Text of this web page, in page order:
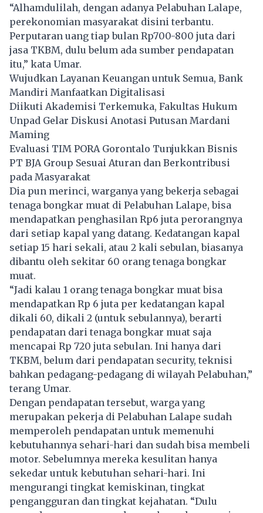
“Alhamdulilah, dengan adanya Pelabuhan Lalape,
perekonomian masyarakat disini terbantu.
Perputaran uang tiap bulan Rp700-800 juta dari
jasa TKBM, dulu belum ada sumber pendapatan
itu,” kata Umar.
Wujudkan Layanan Keuangan untuk Semua, Bank
Mandiri Manfaatkan Digitalisasi
Diikuti Akademisi Terkemuka, Fakultas Hukum
Unpad Gelar Diskusi Anotasi Putusan Mardani
Maming
Evaluasi TIM PORA Gorontalo Tunjukkan Bisnis
PT BJA Group Sesuai Aturan dan Berkontribusi
pada Masyarakat
Dia pun merinci, warganya yang bekerja sebagai
tenaga bongkar muat di Pelabuhan Lalape, bisa
mendapatkan penghasilan Rp6 juta perorangnya
dari setiap kapal yang datang. Kedatangan kapal
setiap 15 hari sekali, atau 2 kali sebulan, biasanya
dibantu oleh sekitar 60 orang tenaga bongkar
muat.
“Jadi kalau 1 orang tenaga bongkar muat bisa
mendapatkan Rp 6 juta per kedatangan kapal
dikali 60, dikali 2 (untuk sebulannya), berarti
pendapatan dari tenaga bongkar muat saja
mencapai Rp 720 juta sebulan. Ini hanya dari
TKBM, belum dari pendapatan security, teknisi
bahkan pedagang-pedagang di wilayah Pelabuhan,”
terang Umar.
Dengan pendapatan tersebut, warga yang
merupakan pekerja di Pelabuhan Lalape sudah
memperoleh pendapatan untuk memenuhi
kebutuhannya sehari-hari dan sudah bisa membeli
motor. Sebelumnya mereka kesulitan hanya
sekedar untuk kebutuhan sehari-hari. Ini
mengurangi tingkat kemiskinan, tingkat
pengangguran dan tingkat kejahatan. “Dulu